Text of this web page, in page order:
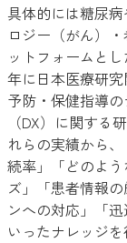
具体的には糖尿
ロジー（がん）
ットフォームと
年に日本医療研
予防・保健指導
（DX）に関す
れらの実績から
続率」「どのよ
ズ」「患者情報
ンへの対応」「
いったナレッジ